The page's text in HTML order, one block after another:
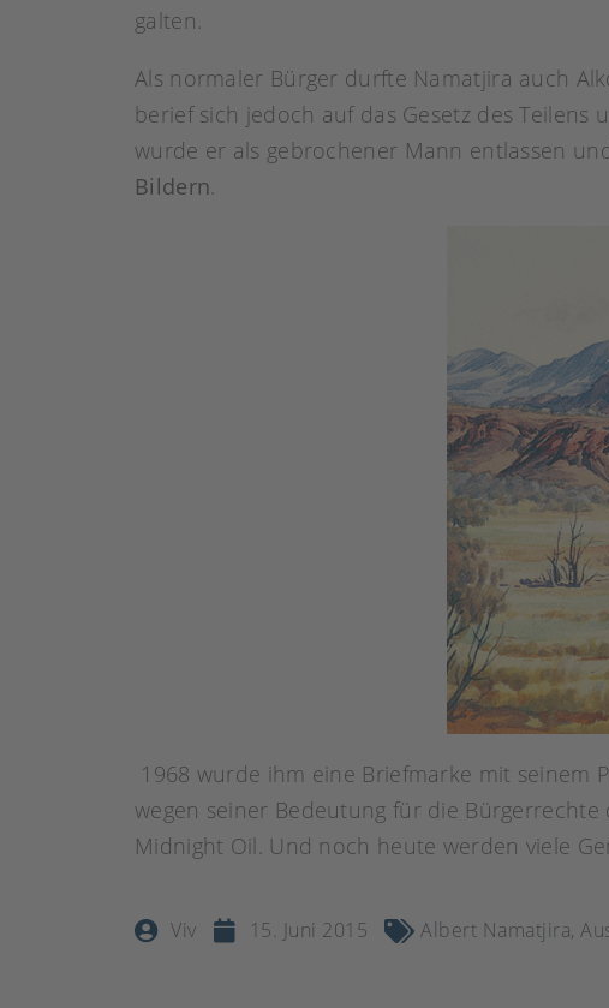
galten.
Als normaler Bürger durfte Namatjira auch
berief sich jedoch auf das Gesetz des
wurde er als gebrochener Mann entlassen
Bildern.
1968 wurde ihm eine Briefmarke mit seinem
wegen seiner Bedeutung für die
Midnight Oil. Und noch heute werden viele
Viv 15. Juni 2015 Albert Namatjira,